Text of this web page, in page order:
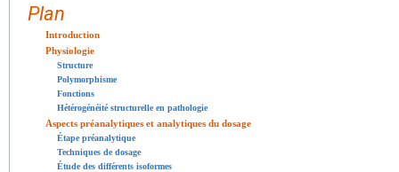
Plan
Introduction
Physiologie
Structure
Polymorphisme
Fonctions
Hétérogénéité structurelle en pathologie
Aspects préanalytiques et analytiques du dosage
Étape préanalytique
Techniques de dosage
Étude des différents isoformes